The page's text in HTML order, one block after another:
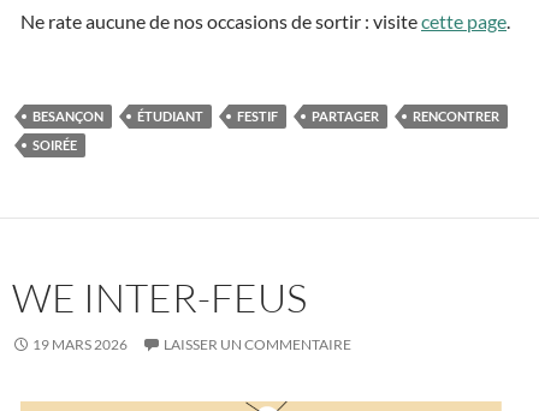
Ne rate aucune de nos occasions de sortir : visitecette page.
BESANÇON ÉTUDIANT FESTIF PARTAGER
RENCONTRER
SOIRÉE
WE INTER-FEUS
19 MARS 2026 LAISSER UN COMMENTAIRE